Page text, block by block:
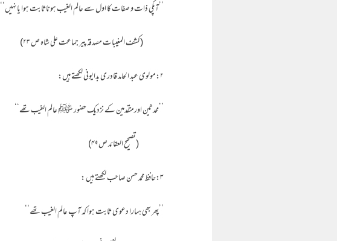
’’آپکی ذات و صفات کا اول سے عالم الغیب ہوناثابت ہوا یا نہیں‘‘
(کشف المغیبات مصدقہ پیر جماعت علی شاہ ص ۲۳)
۲:مولوی عبد الحامد قادری بدایونی لکھتے ہیں:
’’محدثین اورمتقدمین کے نزدیک حضور ﷺ عالم الغیب تھے‘‘
(تصحیح العقائد ص۴۹)
۳:حافظ محمد حسن صاحب لکھتے ہیں :
’’پھر بھی ہمارا دعوی ثابت ہوا کہ آپ عالم الغیب تھے‘‘